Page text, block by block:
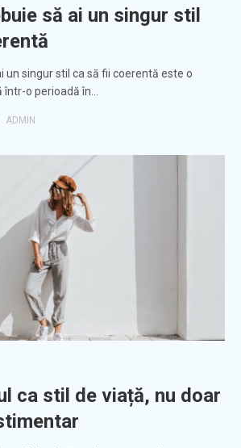
să ai un singur stil
un singur stil ca să fii coerentă este o
o perioadă în…
ADMIN
ca stil de viață, nu doar